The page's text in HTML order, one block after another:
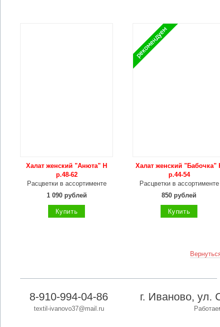
Халат женский "Анюта" Н
р.48-62
Расцветки в ассортименте
1 090 рублей
Купить
Халат женский "Бабочка"
р.44-54
Расцветки в ассортименте
850 рублей
Купить
8-910-994-04-86
textil-ivanovo37@mail.ru
г. Иваново, ул.